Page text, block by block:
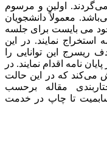
می‌گردند. اولین و مرسوم
معمولاً دانشجویان
خود می بایست برای جلسه
استخراج نمایند. در این
این توانایی را
نامه اقدام نمایند. در
می‌کند که در این حالت
مقاله برحسب
سابمیت تا چاپ در خدمت